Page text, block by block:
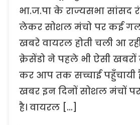
भा.ज.पा के राज्यसभा सांसद
लेकर सोशल मंचो पर कई
खबरे वायरल होती चली आ
क्रेसेंडो ने पहले भी ऐसी
कर आप तक सच्चाई पहुँचायी
खबर इन दिनों सोशल मंचों
है। वायरल […]